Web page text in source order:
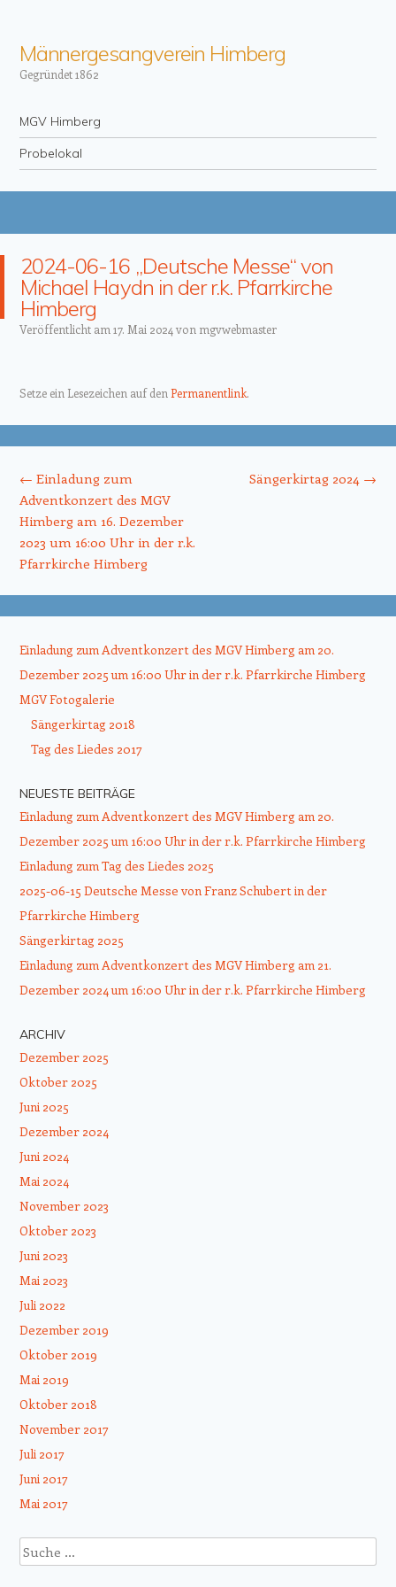
Männergesangverein Himberg
Gegründet 1862
Menü
Zum Inhalt springen
MGV Himberg
Probelokal
2024-06-16 „Deutsche Messe“ von
Michael Haydn in der r.k. Pfarrkirche
Himberg
Veröffentlicht am 17. Mai 2024 von mgvwebmaster
Setze ein Lesezeichen auf den Permanentlink.
← Einladung zum
Adventkonzert des MGV
Himberg am 16. Dezember
2023 um 16:00 Uhr in der r.k.
Pfarrkirche Himberg
Sängerkirtag 2024 →
Einladung zum Adventkonzert des MGV Himberg am 20.
Dezember 2025 um 16:00 Uhr in der r.k. Pfarrkirche Himberg
MGV Fotogalerie
Sängerkirtag 2018
Tag des Liedes 2017
NEUESTE BEITRÄGE
Einladung zum Adventkonzert des MGV Himberg am 20.
Dezember 2025 um 16:00 Uhr in der r.k. Pfarrkirche Himberg
Einladung zum Tag des Liedes 2025
2025-06-15 Deutsche Messe von Franz Schubert in der
Pfarrkirche Himberg
Sängerkirtag 2025
Einladung zum Adventkonzert des MGV Himberg am 21.
Dezember 2024 um 16:00 Uhr in der r.k. Pfarrkirche Himberg
ARCHIV
Dezember 2025
Oktober 2025
Juni 2025
Dezember 2024
Juni 2024
Mai 2024
November 2023
Oktober 2023
Juni 2023
Mai 2023
Juli 2022
Dezember 2019
Oktober 2019
Mai 2019
Oktober 2018
November 2017
Juli 2017
Juni 2017
Mai 2017
Suche